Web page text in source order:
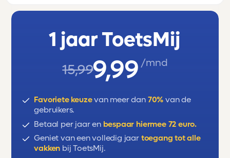
Verwijswoorden
Spannende verhalen
Woordenschat
1 jaar ToetsMij
15,999,99 /mnd
Favoriete keuzevan meer dan 70% van de
gebruikers.
Betaal per jaar en bespaar hiermee 72 euro.
Geniet van een volledig jaar toegang tot alle
vakken bij ToetsMij.